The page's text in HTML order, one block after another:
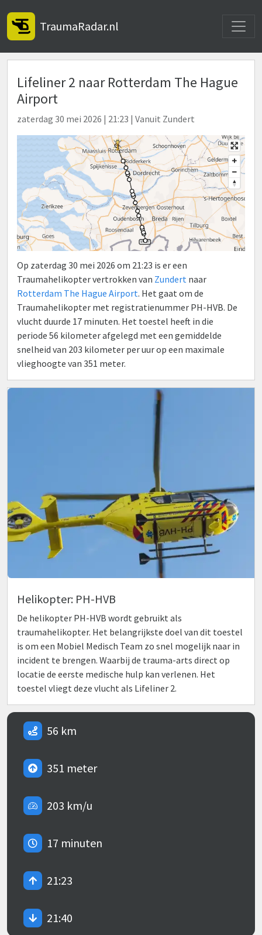
TraumaRadar.nl
Lifeliner 2 naar Rotterdam The Hague
Airport
zaterdag 30 mei 2026 | 21:23 | Vanuit Zundert
Op zaterdag 30 mei 2026 om 21:23 is er een
Traumahelikopter vertrokken van Zundert naar
Rotterdam The Hague Airport. Het gaat om de
Traumahelikopter met registratienummer PH-HVB. De
vlucht duurde 17 minuten. Het toestel heeft in die
periode 56 kilometer afgelegd met een gemiddelde
snelheid van 203 kilometer per uur op een maximale
vlieghoogte van 351 meter.
Helikopter: PH-HVB
De helikopter PH-HVB wordt gebruikt als
traumahelikopter. Het belangrijkste doel van dit toestel
is om een Mobiel Medisch Team zo snel mogelijk naar in
incident te brengen. Waarbij de trauma-arts direct op
locatie de eerste medische hulp kan verlenen. Het
toestel vliegt deze vlucht als Lifeliner 2.
56 km
351 meter
203 km/u
17 minuten
21:23
21:40